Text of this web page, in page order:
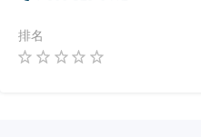
排名